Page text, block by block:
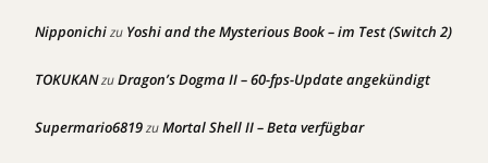
Nipponichizu Yoshi and the Mysterious Book – im Test (Switch 2)
TOKUKANzuDragon’s Dogma II – 60-fps-Update angekündigt
Supermario6819zuMortal Shell II – Beta verfügbar